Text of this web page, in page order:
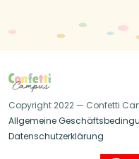
Copyright 2022 — Confetti
Allgemeine
Datenschutzerklärung